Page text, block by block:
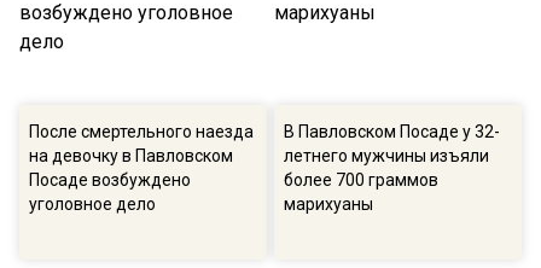
После смертельного наезда
на девочку в Павловском
Посаде возбуждено
уголовное дело
В Павловском Посаде у 32-
летнего мужчины изъяли
более 700 граммов
марихуаны